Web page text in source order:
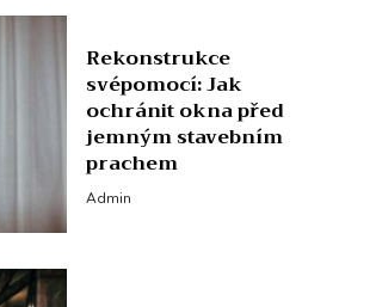
Rekonstrukce
svépomocí: Jak
ochránit okna před
jemným stavebním
prachem
Admin